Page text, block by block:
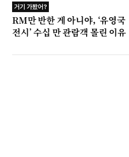
거기 가봤어?
RM만 반한 게 아니야, ‘유영국
전시’ 수십 만 관람객 몰린 이유